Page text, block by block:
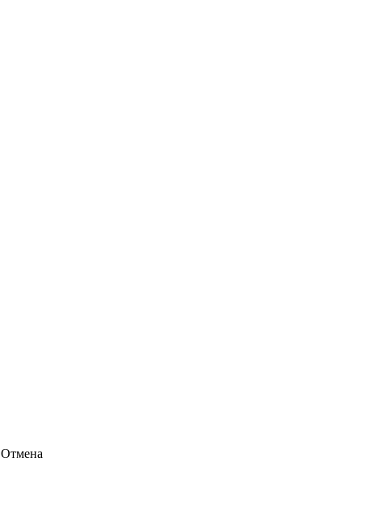
Отмена